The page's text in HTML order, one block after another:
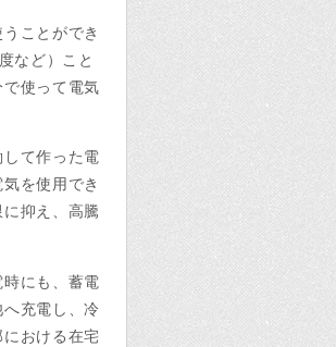
ことができ
など）こと
使って電気
て作った電
を使用でき
抑え、高騰
にも、蓄電
充電し、冷
おける在宅